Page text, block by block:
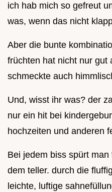
ich hab mich so gefreut
was, wenn das nicht
Aber die bunte
früchten hat nicht nur gut
schmeckte auch
Und, wisst ihr was? der
nur ein hit bei
hochzeiten und anderen
Bei jedem biss spürt
dem teller. durch die
leichte, luftige